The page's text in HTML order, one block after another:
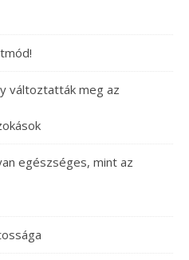
változtatták meg az
egészséges, mint az